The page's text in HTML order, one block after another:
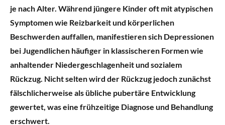
je nach Alter. Während jüngere Kinder oft mit atypischen
Symptomen wie Reizbarkeit und körperlichen
Beschwerden auffallen, manifestieren sich Depressionen
bei Jugendlichen häufiger in klassischeren Formen wie
anhaltender Niedergeschlagenheit und sozialem
Rückzug. Nicht selten wird der Rückzug jedoch zunächst
fälschlicherweise als übliche pubertäre Entwicklung
gewertet, was eine frühzeitige Diagnose und Behandlung
erschwert.